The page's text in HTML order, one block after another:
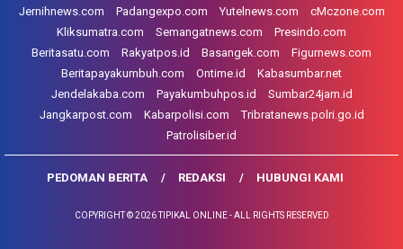
Jernihnews.com
Padangexpo.com Yutelnews.com
cMczone.com
Kliksumatra.com
Semangatnews.com
Presindo.com
Beritasatu.com
Rakyatpos.id Basangek.com
Figurnews.com
Beritapayakumbuh.com
Ontime.id
Kabasumbar.net
Jendelakaba.com
Payakumbuhpos.id
Sumbar24jam.id
Jangkarpost.com
Kabarpolisi.com
Tribratanews.polri.go.id
Patrolisiber.id
PEDOMAN BERITA REDAKSI HUBUNGI KAMI
COPYRIGHT © 2026 TIPIKAL ONLINE - ALL RIGHTS RESERVED